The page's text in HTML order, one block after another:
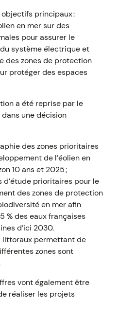
principaux :
en mer sur des
pour assurer le
système électrique et
des zones de protection
protéger des espaces
a été reprise par le
une décision
des zones prioritaires
de l’éolien en
10 ans et 2025 ;
d’étude prioritaires pour le
des zones de protection
en mer afin
% des eaux françaises
d’ici 2030.
littoraux permettant de
zones sont
vont également être
réaliser les projets